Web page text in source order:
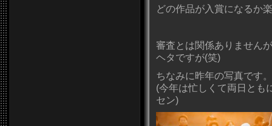
どの作品が入賞になるか
審査とは関係ありません
ヘタですが(笑)
ちなみに昨年の写真です。
(今年は忙しくて両日とも
セン)